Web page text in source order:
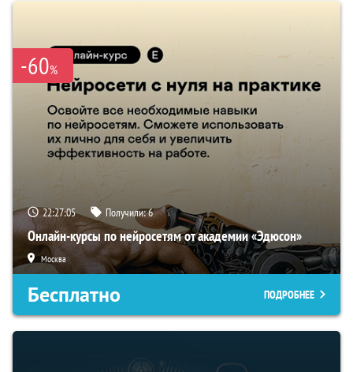
-60%
22:27:04 Получили:6
Онлайн-курсы по нейросетям от академии «Эдюсон»
Москва
Бесплатно ПОДРОБНЕЕ